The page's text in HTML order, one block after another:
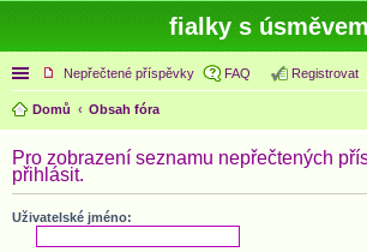
fialky s úsměvem
Rychlé odkazy
Nepřečtené příspěvky FAQ Registrovat
Domů
Obsah fóra
Pro zobrazení seznamu nepřečtených
přihlásit.
Uživatelské jméno: